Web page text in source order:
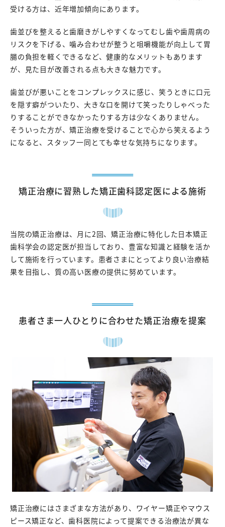
受ける方は、近年増加傾向にあります。
歯並びを整えると歯磨きがしやすくなってむし歯や歯周病の
リスクを下げる、噛み合わせが整うと咀嚼機能が向上して胃
腸の負担を軽くできるなど、健康的なメリットもあります
が、見た目が改善される点も大きな魅力です。
歯並びが悪いことをコンプレックスに感じ、笑うときに口元
を隠す癖がついたり、大きな口を開けて笑ったりしゃべった
りすることができなかったりする方は少なくありません。
そういった方が、矯正治療を受けることで心から笑えるよう
になると、スタッフ一同とても幸せな気持ちになります。
矯正治療に習熟した矯正歯科認定医による施術
当院の矯正治療は、月に2回、矯正治療に特化した日本矯正
歯科学会の認定医が担当しており、豊富な知識と経験を活か
して施術を行っています。患者さまにとってより良い治療結
果を目指し、質の高い医療の提供に努めています。
患者さま一人ひとりに合わせた矯正治療を提案
矯正治療にはさまざまな方法があり、ワイヤー矯正やマウス
ピース矯正など、歯科医院によって提案できる治療法が異な